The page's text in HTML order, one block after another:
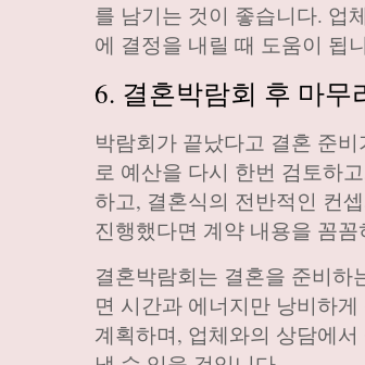
를 남기는 것이 좋습니다. 업
에 결정을 내릴 때 도움이 됩
6. 결혼박람회 후 마무
박람회가 끝났다고 결혼 준
로 예산을 다시 한번 검토하
하고, 결혼식의 전반적인 컨
진행했다면 계약 내용을 꼼
결혼박람회는 결혼을 준비하
면 시간과 에너지만 낭비하
계획하며, 업체와의 상담에